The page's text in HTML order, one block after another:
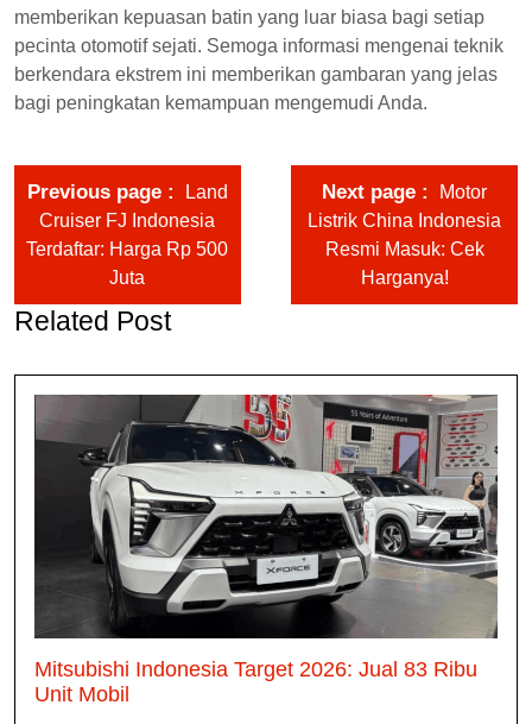
memberikan kepuasan batin yang luar biasa bagi setiap
pecinta otomotif sejati. Semoga informasi mengenai teknik
berkendara ekstrem ini memberikan gambaran yang jelas
bagi peningkatan kemampuan mengemudi Anda.
Previous page
Land
Cruiser FJ Indonesia
Terdaftar: Harga Rp 500
Juta
Next page
Motor
Listrik China Indonesia
Resmi Masuk: Cek
Harganya!
Related Post
Mitsubishi Indonesia Target 2026: Jual 83 Ribu
Unit Mobil